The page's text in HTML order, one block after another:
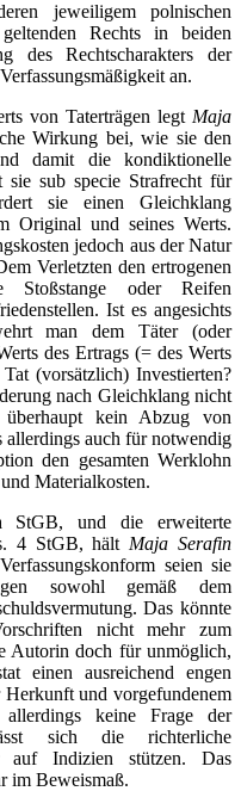
jeweiligem polnischen
Rechts in beiden
des Rechtscharakters der
an.
von Taterträgen legt Maja
Wirkung bei, wie sie den
damit die kondiktionelle
sie sub specie Strafrecht für
sie einen Gleichklang
Original und seines Werts.
jedoch aus der Natur
Verletzten den ertrogenen
Stoßstange oder Reifen
Ist es angesichts
man dem Täter (oder
des Ertrags (= des Werts
(vorsätzlich) Investierten?
nach Gleichklang nicht
überhaupt kein Abzug von
allerdings auch für notwendig
den gesamten Werklohn
Materialkosten.
StGB, und die erweiterte
4 StGB, hält Maja Serafin
seien sie
sowohl gemäß dem
Das könnte
nicht mehr zum
Autorin doch für unmöglich,
einen ausreichend engen
Herkunft und vorgefundenem
keine Frage der
sich die richterliche
auf Indizien stützen. Das
im Beweismaß.